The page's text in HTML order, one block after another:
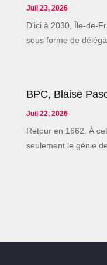
Juil 23, 2026
D'ici à 2030, Île-de-
sous forme de
BPC, Blaise
Juil 22, 2026
Retour en 1662. À
seulement le génie